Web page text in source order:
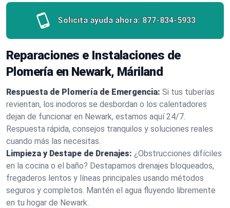
Solicita ayuda ahora: 877-834-5933
Reparaciones e Instalaciones de
Plomería en Newark, Máriland
Respuesta de Plomería de Emergencia: Si tus tuberías
revientan, los inodoros se desbordan o los calentadores
dejan de funcionar en Newark, estamos aquí 24/7.
Respuesta rápida, consejos tranquilos y soluciones reales
cuando más las necesitas.
Limpieza y Destape de Drenajes: ¿Obstrucciones difíciles
en la cocina o el baño? Destapamos drenajes bloqueados,
fregaderos lentos y líneas principales usando métodos
seguros y completos. Mantén el agua fluyendo libremente
en tu hogar de Newark.